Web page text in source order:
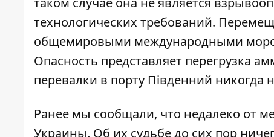
технологических требований.
общемировыми международными
Опасность представляет перегрузка
перевалки в порту Південний
Ранее мы сообщали, что недалеко от
Украины. Об их судьбе до сих пор